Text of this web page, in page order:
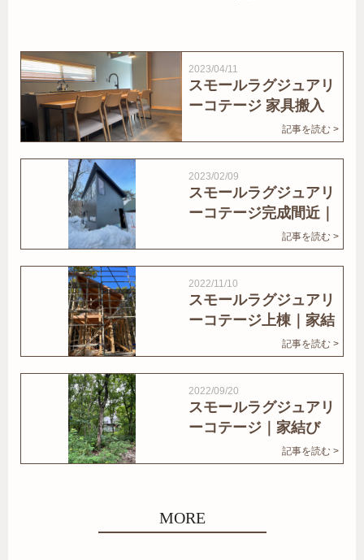
2023/04/11
スモールラグジュアリ
ーコテージ 家具搬入
記事を読む >
2023/02/09
スモールラグジュアリ
ーコテージ完成間近｜
記事を読む >
2022/11/10
スモールラグジュアリ
ーコテージ上棟｜家結
記事を読む >
2022/09/20
スモールラグジュアリ
ーコテージ｜家結び
記事を読む >
MORE